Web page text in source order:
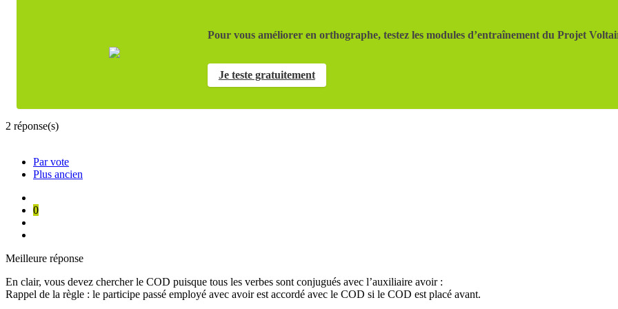
Pour vous améliorer en orthographe, testez les modules d’entraînement du Projet
Je teste gratuitement
2 réponse(s)
Par vote
Plus ancien
0
Meilleure réponse
En clair, vous devez chercher le COD puisque tous les verbes sont conjugués avec l’auxiliaire avoir :
Rappel de la règle : le participe passé employé avec avoir est accordé avec le COD si le COD est placé avant.